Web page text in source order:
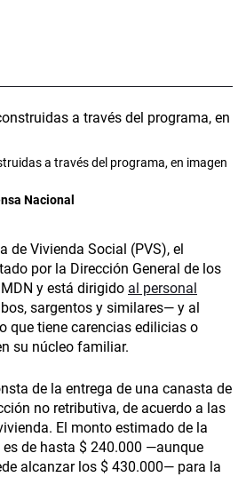
a través del programa, en imagen
Nacional
de Vivienda Social (PVS), el
por la Dirección General de los
y está dirigido al personal
sargentos y similares— y al
que tiene carencias edilicias o
su núcleo familiar.
de la entrega de una canasta de
no retributiva, de acuerdo a las
El monto estimado de la
de hasta $ 240.000 —aunque
alcanzar los $ 430.000— para la